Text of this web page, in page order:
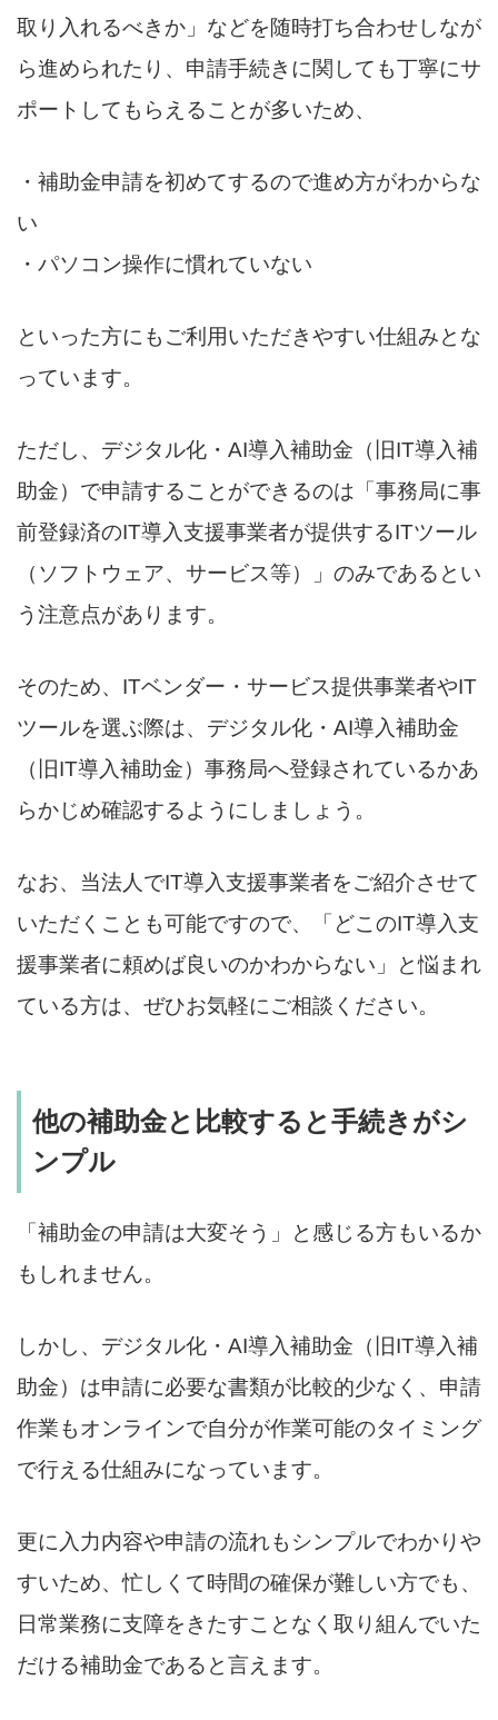
取り入れるべきか」などを随時打ち合わせしなが
ら進められたり、申請手続きに関しても丁寧にサ
ポートしてもらえることが多いため、
・補助金申請を初めてするので進め方がわからな
い
・パソコン操作に慣れていない
といった方にもご利用いただきやすい仕組みとな
っています。
ただし、デジタル化・AI導入補助金（旧IT導入補
助金）で申請することができるのは「事務局に事
前登録済のIT導入支援事業者が提供するITツール
（ソフトウェア、サービス等）」のみであるとい
う注意点があります。
そのため、ITベンダー・サービス提供事業者やIT
ツールを選ぶ際は、デジタル化・AI導入補助金
（旧IT導入補助金）事務局へ登録されているかあ
らかじめ確認するようにしましょう。
なお、当法人でIT導入支援事業者をご紹介させて
いただくことも可能ですので、「どこのIT導入支
援事業者に頼めば良いのかわからない」と悩まれ
ている方は、ぜひお気軽にご相談ください。
他の補助金と比較すると手続きがシ
ンプル
「補助金の申請は大変そう」と感じる方もいるか
もしれません。
しかし、デジタル化・AI導入補助金（旧IT導入補
助金）は申請に必要な書類が比較的少なく、申請
作業もオンラインで自分が作業可能のタイミング
で行える仕組みになっています。
更に入力内容や申請の流れもシンプルでわかりや
すいため、忙しくて時間の確保が難しい方でも、
日常業務に支障をきたすことなく取り組んでいた
だける補助金であると言えます。